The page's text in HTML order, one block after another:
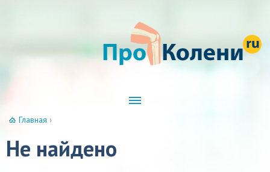
Главная ›
Не найдено